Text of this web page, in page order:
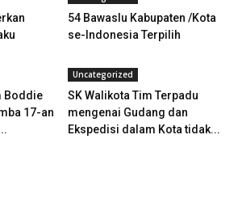
54 Bawaslu Kabupaten /Kota
se-Indonesia Terpilih
Boddie
17-an
Uncategorized
SK Walikota Tim Terpadu
mengenai Gudang dan
Ekspedisi dalam Kota tidak...